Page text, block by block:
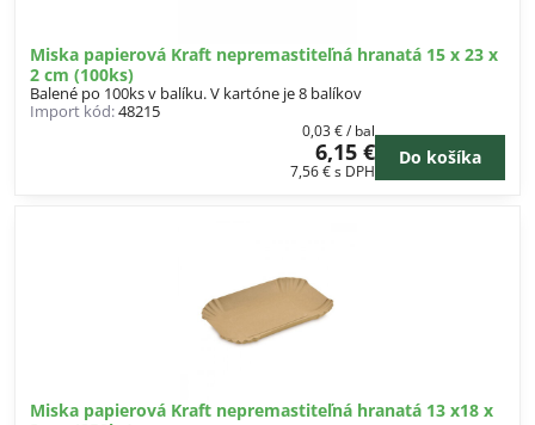
Miska papierová Kraft nepremastiteľná hranatá 15 x 23 x
2 cm (100ks)
Balené po 100ks v balíku. V kartóne je 8 balíkov
Import kód:48215
6,15 €
7,56 €s DPH
0,03 €/ bal
Do košíka
Miska papierová Kraft nepremastiteľná hranatá 13 x18 x